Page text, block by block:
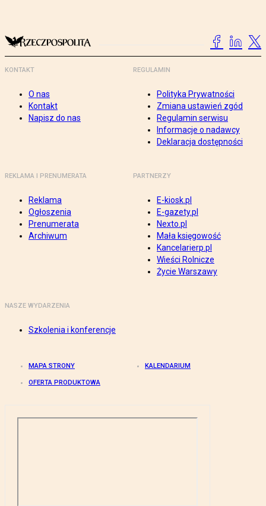
KONTAKT
O nas
Kontakt
Napisz do nas
REGULAMIN
Polityka Prywatności
Zmiana ustawień zgód
Regulamin serwisu
Informacje o nadawcy
Deklaracja dostępności
REKLAMA I PRENUMERATA
Reklama
Ogłoszenia
Prenumerata
Archiwum
PARTNERZY
E-kiosk.pl
E-gazety.pl
Nexto.pl
Mała księgowość
Kancelarierp.pl
Wieści Rolnicze
Życie Warszawy
NASZE WYDARZENIA
Szkolenia i konferencje
MAPA STRONY KALENDARIUM
OFERTA PRODUKTOWA